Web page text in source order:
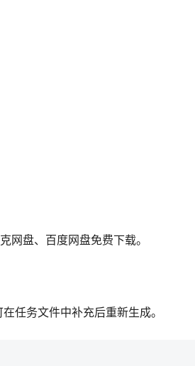
网盘、百度网盘免费下载。
任务文件中补充后重新生成。